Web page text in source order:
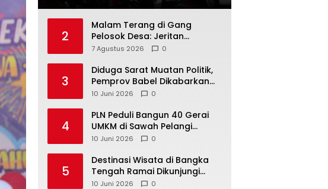
2
Malam Terang di Gang
Pelosok Desa: Jeritan
Harapan Ketua APDESI
Babel
7 Agustus 2026 0
3
‎Diduga Sarat Muatan Politik,
Pemprov Babel Dikabarkan
Lakukan Rotasi Besar-
10 Juni 2026 0
4
‎PLN Peduli Bangun 40 Gerai
UMKM di Sawah Pelangi
Namang, Dorong
10 Juni 2026 0
5
‎Destinasi Wisata di Bangka
Tengah Ramai Dikunjungi
Masyarakat Saat Libur dan
10 Juni 2026 0